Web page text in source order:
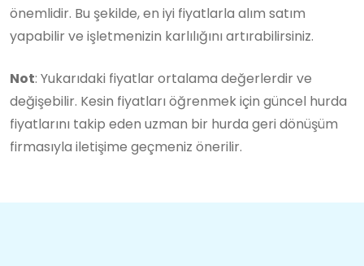
önemlidir. Bu şekilde, en iyi fiyatlarla alım satım
yapabilir ve işletmenizin karlılığını artırabilirsiniz.
Not: Yukarıdaki fiyatlar ortalama değerlerdir ve
değişebilir. Kesin fiyatları öğrenmek için güncel hurda
fiyatlarını takip eden uzman bir hurda geri dönüşüm
firmasıyla iletişime geçmeniz önerilir.